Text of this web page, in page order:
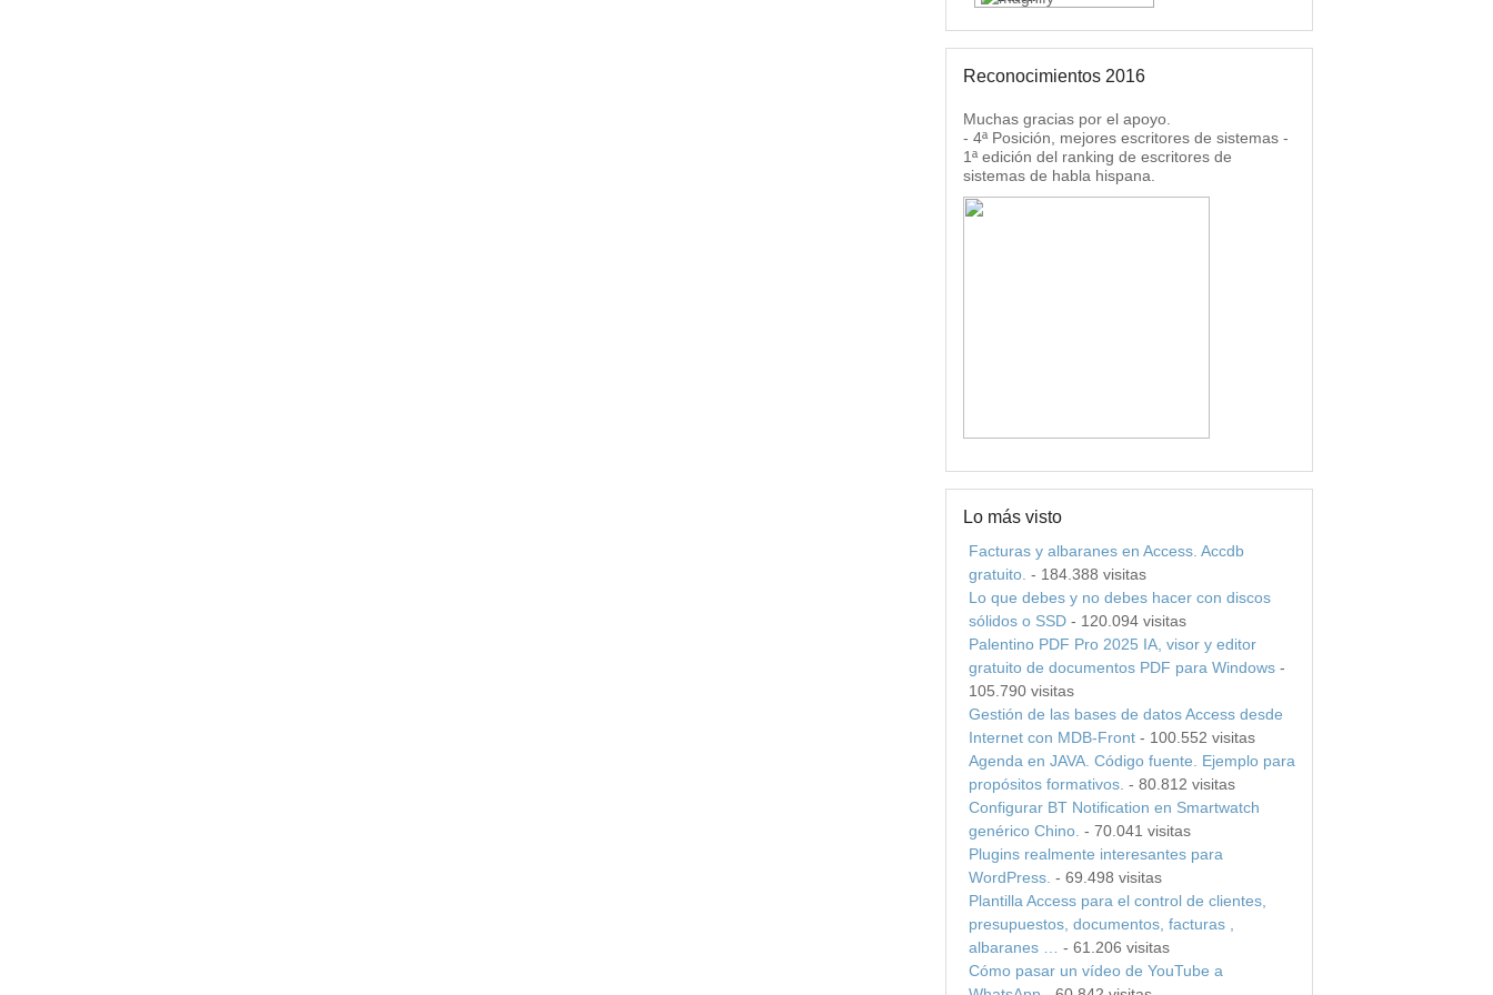
Reconocimientos 2016
Muchas gracias por el apoyo.
- 4ª Posición, mejores escritores de sistemas -
1ª edición del ranking de escritores de
sistemas de habla hispana.
Lo más visto
Facturas y albaranes en Access. Accdb
gratuito. - 184.388 visitas
Lo que debes y no debes hacer con discos
sólidos o SSD- 120.094 visitas
Palentino PDF Pro 2025 IA, visor y editor
gratuito de documentos PDF para Windows-
105.790 visitas
Gestión de las bases de datos Access desde
Internet con MDB-Front- 100.552 visitas
Agenda en JAVA. Código fuente. Ejemplo para
propósitos formativos. - 80.812 visitas
Configurar BT Notification en Smartwatch
genérico Chino. - 70.041 visitas
Plugins realmente interesantes para
WordPress. - 69.498 visitas
Plantilla Access para el control de clientes,
presupuestos, documentos, facturas ,
albaranes …
- 61.206 visitas
Cómo pasar un vídeo de YouTube a